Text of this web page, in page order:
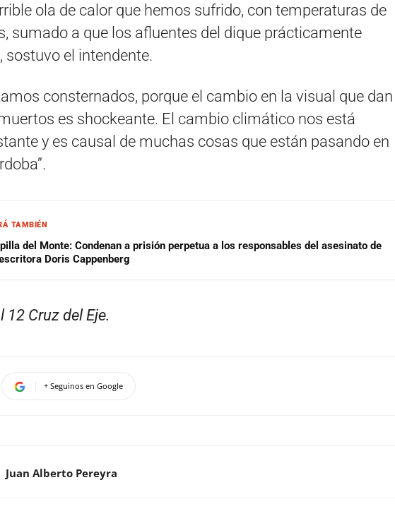
ola de calor que hemos sufrido, con temperaturas de
sumado a que los afluentes del dique prácticamente
sostuvo el intendente.
consternados, porque el cambio en la visual que dan
es shockeante. El cambio climático nos está
y es causal de muchas cosas que están pasando en
TAMBIÉN
del Monte: Condenan a prisión perpetua a los responsables del asesinato de
Doris Cappenberg
12 Cruz del Eje.
+ Seguinos en Google
Juan Alberto Pereyra